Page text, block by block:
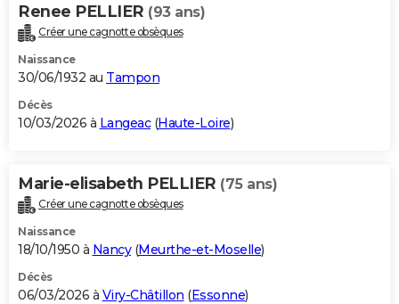
Renee PELLIER (93 ans)
Créer une cagnotte obsèques
Naissance
30/06/1932 au Tampon
Décès
10/03/2026 à Langeac(Haute-Loire)
Marie-elisabeth PELLIER (75 ans)
Créer une cagnotte obsèques
Naissance
18/10/1950 à Nancy(Meurthe-et-Moselle)
Décès
06/03/2026 à Viry-Châtillon (Essonne)